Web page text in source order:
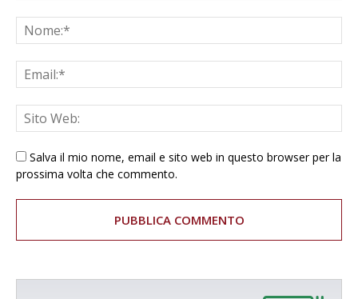
Salva il mio nome, email e sito web in questo browser per la
prossima volta che commento.